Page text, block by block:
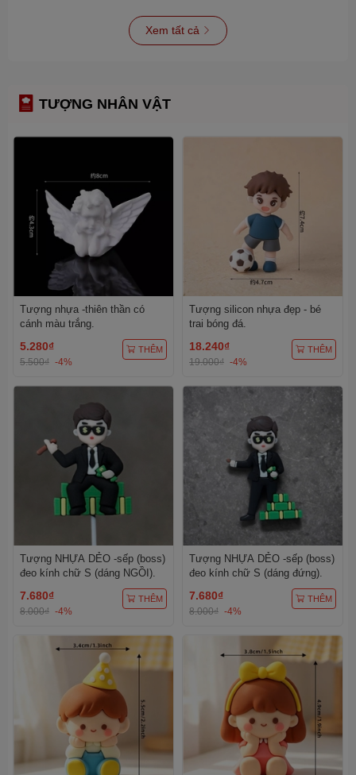
Xem tất cả
TƯỢNG NHÂN VẬT
Tượng nhựa -thiên thần có
cánh màu trắng.
5.280₫
5.500₫ -4%
THÊM
Tượng silicon nhựa đẹp - bé
trai bóng đá.
18.240₫
19.000₫ -4%
THÊM
Tượng NHỰA DẺO -sếp (boss)
đeo kính chữ S (dáng NGỒI).
7.680₫
8.000₫ -4%
THÊM
Tượng NHỰA DẺO -sếp (boss)
đeo kính chữ S (dáng đứng).
7.680₫
8.000₫ -4%
THÊM